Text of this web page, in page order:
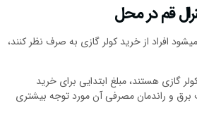
قم در محل
افراد از خرید کولر گازی به صرف نظر کنند،
گازی هستند، مبلغ ابتدایی برای خرید
و راندمان مصرفی آن مورد توجه بیشتری